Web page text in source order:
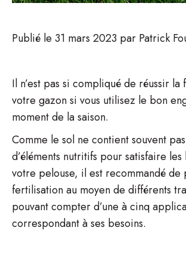
Publié le 31 mars 2023 par Patrick
Il n’est pas si compliqué de réussir
votre gazon si vous utilisez le bon
moment de la saison.
Comme le sol ne contient souvent
d’éléments nutritifs pour satisfaire
votre pelouse, il est recommandé de
fertilisation au moyen de différents
pouvant compter d’une à cinq
correspondant à ses besoins.